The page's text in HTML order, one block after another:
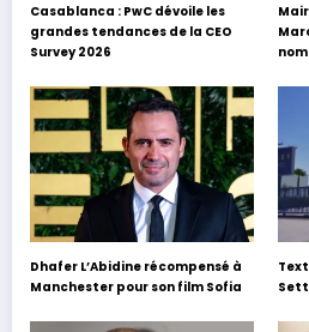
Casablanca : PwC dévoile les
grandes tendances de la CEO
Survey 2026
Dhafer L’Abidine récompensé à
Manchester pour son film Sofia